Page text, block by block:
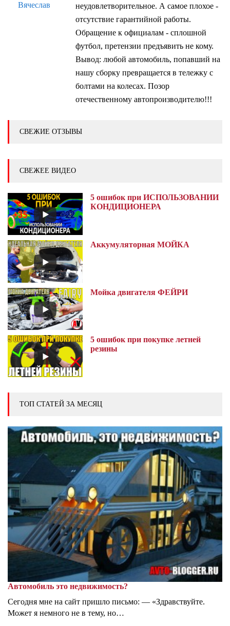
Вячеслав
неудовлетворительное. А самое плохое -
отсутствие гарантийной работы.
Обращение к официалам - сплошной
футбол, претензии предъявить не кому.
Вывод: любой автомобиль, попавший на
нашу сборку превращается в тележку с
болтами на колесах. Позор
отечественному автопроизводителю!!!
СВЕЖИЕ ОТЗЫВЫ
СВЕЖЕЕ ВИДЕО
5 ошибок при ИСПОЛЬЗОВАНИИ
КОНДИЦИОНЕРА
Аккумуляторная МОЙКА
Мойка двигателя ФЕЙРИ
5 ошибок при покупке летней
резины
ТОП СТАТЕЙ ЗА МЕСЯЦ
Автомобиль это недвижимость?
Сегодня мне на сайт пришло письмо: — «Здравствуйте.
Может я немного не в тему, но…